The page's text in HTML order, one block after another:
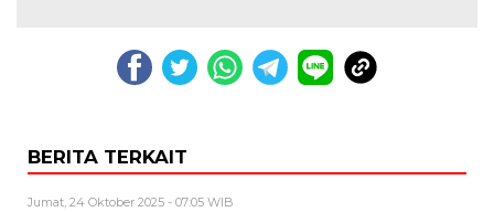
BERITA TERKAIT
Jumat, 24 Oktober 2025 - 07:05 WIB